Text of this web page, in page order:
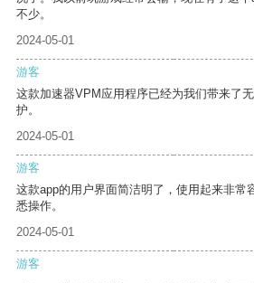
不少。
2024-05-01
游客
这款加速器VPM应用程序已经为我们带来了
护。
2024-05-01
游客
这款app的用户界面简洁明了，使用起来非常
悉操作。
2024-05-01
游客